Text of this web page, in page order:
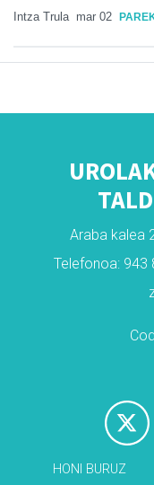
Intza Trula mar 02
Araba kalea
Telefonoa: 943
HONI BURUZ